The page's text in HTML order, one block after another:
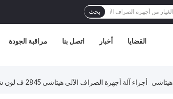
بحث
مراقبة الجودة اتصل بنا أخبار القضايا
أجزاء آلة أجهزة الصراف الآلي هيتاشي 2845 ف لون شاشة شاشة LCD TM104-H0A09